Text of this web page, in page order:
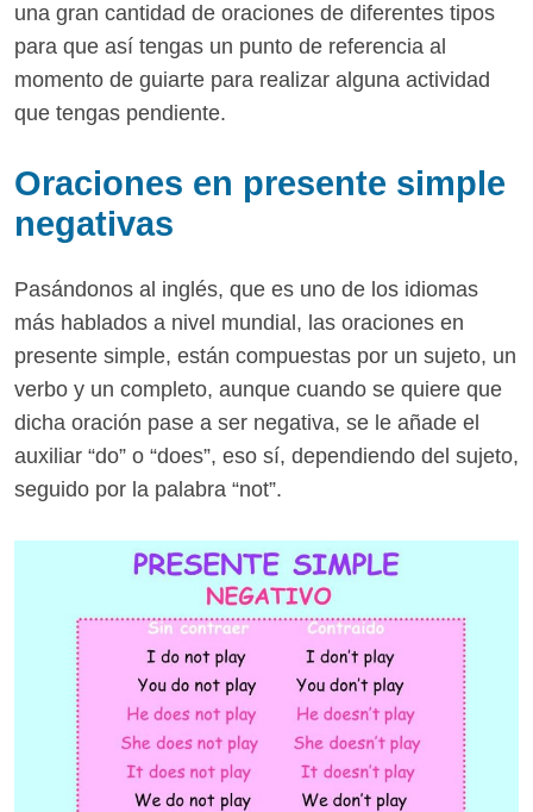
una gran cantidad de oraciones de diferentes tipos
para que así tengas un punto de referencia al
momento de guiarte para realizar alguna actividad
que tengas pendiente.
Oraciones en presente simple
negativas
Pasándonos al inglés, que es uno de los idiomas
más hablados a nivel mundial, las oraciones en
presente simple, están compuestas por un sujeto, un
verbo y un completo, aunque cuando se quiere que
dicha oración pase a ser negativa, se le añade el
auxiliar “do” o “does”, eso sí, dependiendo del sujeto,
seguido por la palabra “not”.